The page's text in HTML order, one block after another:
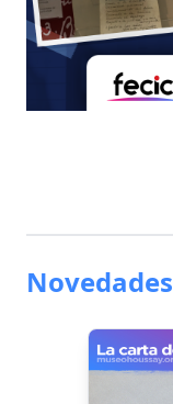
Novedades